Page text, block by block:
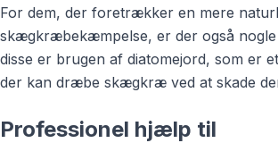
For dem, der foretrækker en mere
skægkræbekæmpelse, er der også nogle
disse er brugen af diatomejord, som er
der kan dræbe skægkræ ved at skade
Professionel hjælp til